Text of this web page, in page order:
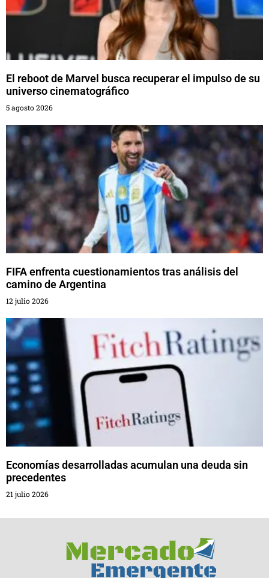
El reboot de Marvel busca recuperar el impulso de su
universo cinematográfico
5 agosto 2026
FIFA enfrenta cuestionamientos tras análisis del
camino de Argentina
12 julio 2026
Economías desarrolladas acumulan una deuda sin
precedentes
21 julio 2026